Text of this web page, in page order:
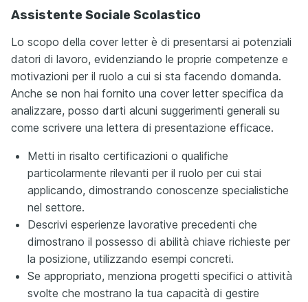
Assistente Sociale Scolastico
Lo scopo della cover letter è di presentarsi ai potenziali
datori di lavoro, evidenziando le proprie competenze e
motivazioni per il ruolo a cui si sta facendo domanda.
Anche se non hai fornito una cover letter specifica da
analizzare, posso darti alcuni suggerimenti generali su
come scrivere una lettera di presentazione efficace.
Metti in risalto certificazioni o qualifiche
particolarmente rilevanti per il ruolo per cui stai
applicando, dimostrando conoscenze specialistiche
nel settore.
Descrivi esperienze lavorative precedenti che
dimostrano il possesso di abilità chiave richieste per
la posizione, utilizzando esempi concreti.
Se appropriato, menziona progetti specifici o attività
svolte che mostrano la tua capacità di gestire